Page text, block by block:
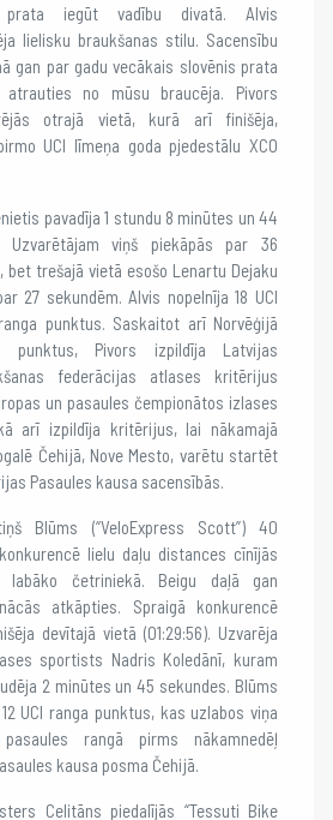
prata iegūt vadību divatā. Alvis
lielisku braukšanas stilu. Sacensību
gan par gadu vecākais slovēnis prata
atrauties no mūsu braucēja. Pivors
otrajā vietā, kurā arī finišēja,
UCI līmeņa goda pjedestālu XCO
pavadīja 1 stundu 8 minūtes un 44
Uzvarētājam viņš piekāpās par 36
bet trešajā vietā esošo Lenartu Dejaku
27 sekundēm. Alvis nopelnīja 18 UCI
punktus. Saskaitot arī Norvēģijā
punktus, Pivors izpildīja Latvijas
federācijas atlases kritērijus
un pasaules čempionātos izlases
arī izpildīja kritērijus, lai nākamajā
Čehijā, Nove Mesto, varētu startēt
Pasaules kausa sacensībās.
Blūms (“VeloExpress Scott”) 40
lielu daļu distances cīnījās
labāko četriniekā. Beigu daļā gan
atkāpties. Spraigā konkurencē
devītajā vietā (01:29:56). Uzvarēja
sportists Nadris Koledānī, kuram
2 minūtes un 45 sekundes. Blūms
UCI ranga punktus, kas uzlabos viņa
rangā pirms nākamnedēļ
kausa posma Čehijā.
Celitāns piedalījās “Tessuti Bike